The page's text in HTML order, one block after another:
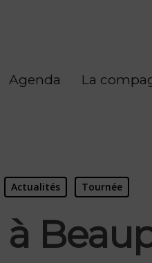
Agenda La
Actualités Tournée